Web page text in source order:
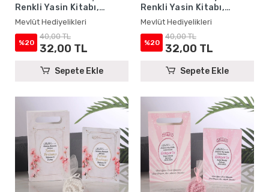
Renkli Yasin Kitabı,
Karton Çanta ve Tesbih -
Mevlüt Hediyelikleri
Mevlüt Hediyelikleri
%20
40,00 TL
32,00 TL
Sepete Ekle
Renkli Yasin Kitabı,
Karton Çanta ve Tesbih -
Mevlüt Hediyelikleri
Mevlüt Hediyelikleri
%20
40,00 TL
32,00 TL
Sepete Ekle